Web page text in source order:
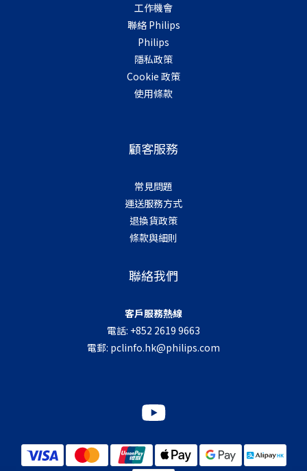
工作機會
聯絡 Philips
Philips
隱私政策
Cookie 政策
使用條款
顧客服務
常見問題
運送服務方式
退換貨政策
條款與細則
聯絡我們
客戶服務熱線
電話: +852 2619 9663
電郵: pclinfo.hk@philips.com